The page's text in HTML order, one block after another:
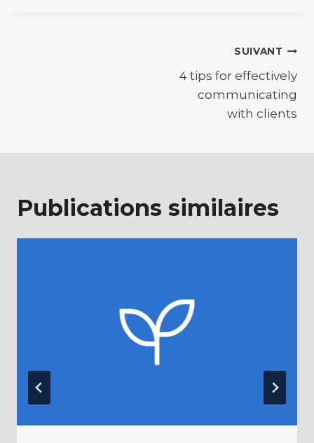
SUIVANT
4 tips for effectively
communicating
with clients
Publications similaires